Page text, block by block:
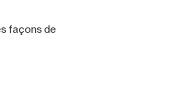
façons de